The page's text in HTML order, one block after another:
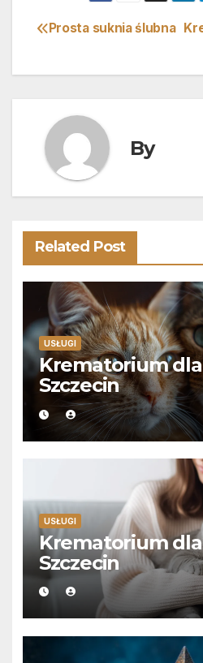
Nawigacja
wpisu
Prosta suknia ślubna
By
Related Post
USŁUGI
Krematorium
Szczecin
USŁUGI
Krematorium
Szczecin